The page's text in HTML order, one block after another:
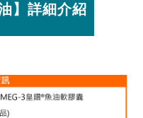
】詳細介紹